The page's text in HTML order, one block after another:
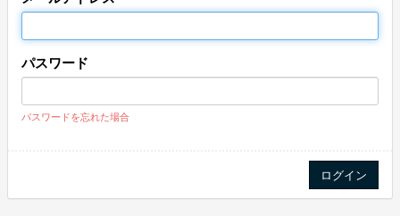
パスワード
パスワードを忘れた場合